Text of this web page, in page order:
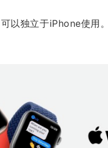
独立于iPhone使用